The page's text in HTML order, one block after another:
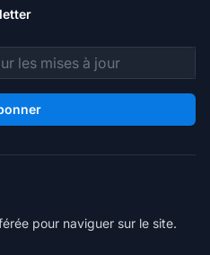
pour naviguer sur le site.